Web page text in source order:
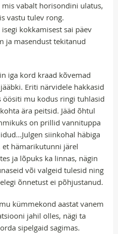
vabalt horisondini ulatus,
vastu tulev rong.
kokkamisest sai päev
ja masendust tekitanud
iga kord kraad kõvemad
Eriti närvidele hakkasid
öösiti mu kodus ringi tuhlasid
ära peitsid. Jääd õhtul
on prillid vannituppa
siinkohal häbiga
et hämarikutunni järel
ja lõpuks ka linnas, nägin
või valgeid tulesid ning
õnnetust ei põhjustanud.
kümmekond aastat vanem
jahil olles, nägi ta
sipelgaid sagimas.